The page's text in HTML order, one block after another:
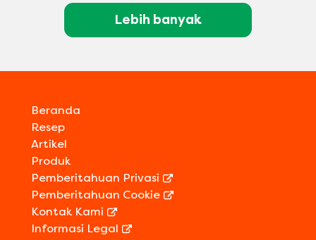
Lebih banyak
Beranda
Resep
Artikel
Produk
Pemberitahuan Privasi
Pemberitahuan Cookie
Kontak Kami
Informasi Legal